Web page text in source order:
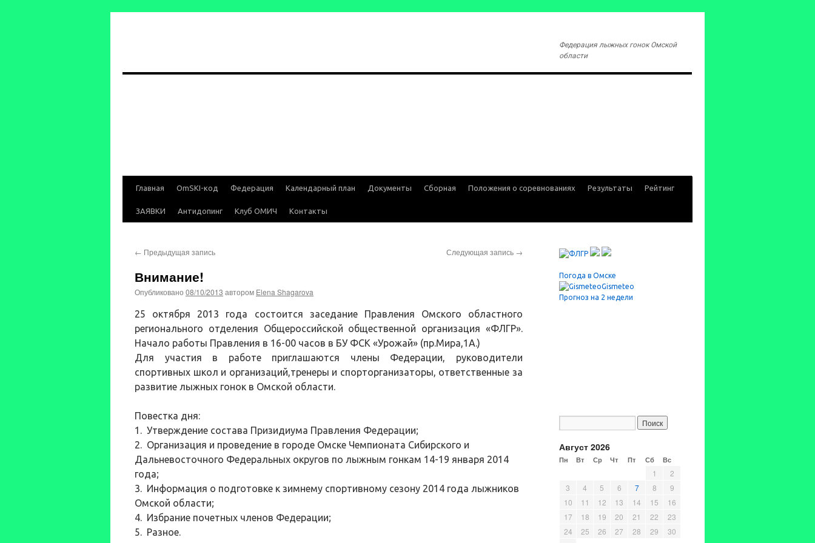
Федерация лыжных гонок Омской
области
Перейти
Главная OmSKI-код Федерация Календарный план Документы Сборная Положения о соревнованиях Результаты Рейтинг
ЗАЯВКИ Антидопинг Клуб ОМИЧ Контакты
← Предыдущая запись Следующая запись →
Внимание!
Опубликовано 08/10/2013 автором Elena Shagarova
25 октября 2013 года состоится заседание Правления Омского областного
регионального отделения Общероссийской общественной организация «ФЛГР».
Начало работы Правления в 16-00 часов в БУ ФСК «Урожай» (пр.Мира,1А.)
Для участия в работе приглашаются члены Федерации, руководители
спортивных школ и организаций,тренеры и спорторганизаторы, ответственные за
развитие лыжных гонок в Омской области.
Повестка дня:
1. Утверждение состава Призидиума Правления Федерации;
2. Организация и проведение в городе Омске Чемпионата Сибирского и
Дальневосточного Федеральных округов по лыжным гонкам 14-19 января 2014
года;
3. Информация о подготовке к зимнему спортивному сезону 2014 года лыжников
Омской области;
4. Избрание почетных членов Федерации;
5. Разное.
Погода в Омске
Gismeteo
Прогноз на 2 недели
Август 2026
Пн Вт Ср Чт Пт Сб Вс
1
2
3
4 5 6 7 8
9
10
11 12 13 14 15
16
17
18 19 20 21 22
23
24
25 26 27 28 29
30